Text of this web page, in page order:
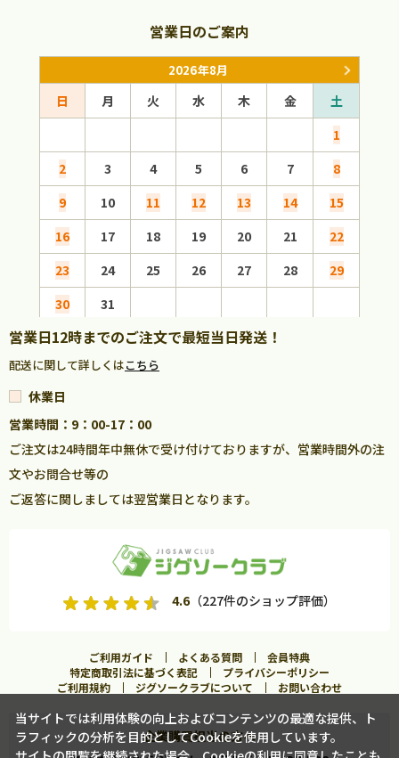
営業日のご案内
2026年8月
日 月 火 水 木 金
土
1
2
3 4 5 6 7
8
9
10 11 12 13 14
15
16
17 18 19 20 21
22
23
24 25 26 27 28
29
30
31
営業日12時までのご注文で最短当日発送！
配送に関して詳しくはこちら
休業日
営業時間：9：00-17：00
ご注文は24時間年中無休で受け付けておりますが、営業時間外の注
文やお問合せ等の
ご返答に関しましては翌営業日となります。
4.6（227件のショップ評価）
ご利用ガイド よくある質問
会員特典
特定商取引法に基づく表記
プライバシーポリシー
ご利用規約
ジグソークラブについて お問い合わせ
企業購買担当の方へ
当サイトでは利用体験の向上およびコンテンツの最適な提供、ト
ラフィックの分析を目的としてCookieを使用しています。